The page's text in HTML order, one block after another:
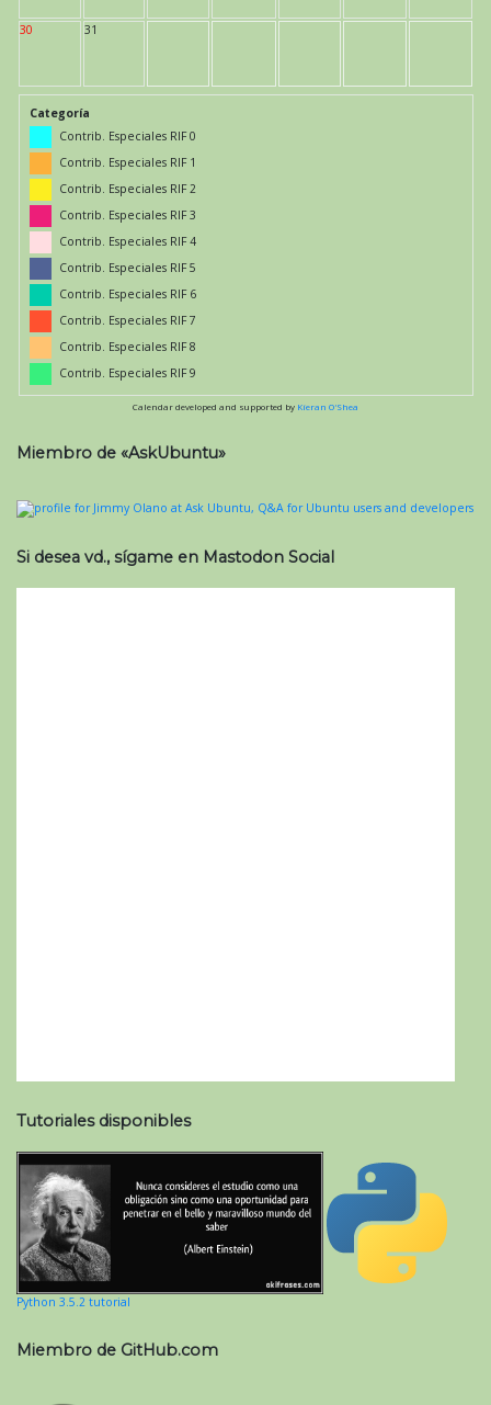
30 31
Categoría
Contrib. Especiales RIF 0
Contrib. Especiales RIF 1
Contrib. Especiales RIF 2
Contrib. Especiales RIF 3
Contrib. Especiales RIF 4
Contrib. Especiales RIF 5
Contrib. Especiales RIF 6
Contrib. Especiales RIF 7
Contrib. Especiales RIF 8
Contrib. Especiales RIF 9
Calendar developed and supported by Kieran O'Shea
Miembro de «AskUbuntu»
Si desea vd., sígame en Mastodon Social
Tutoriales disponibles
Python 3.5.2 tutorial
Miembro de GitHub.com